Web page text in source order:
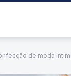
de moda